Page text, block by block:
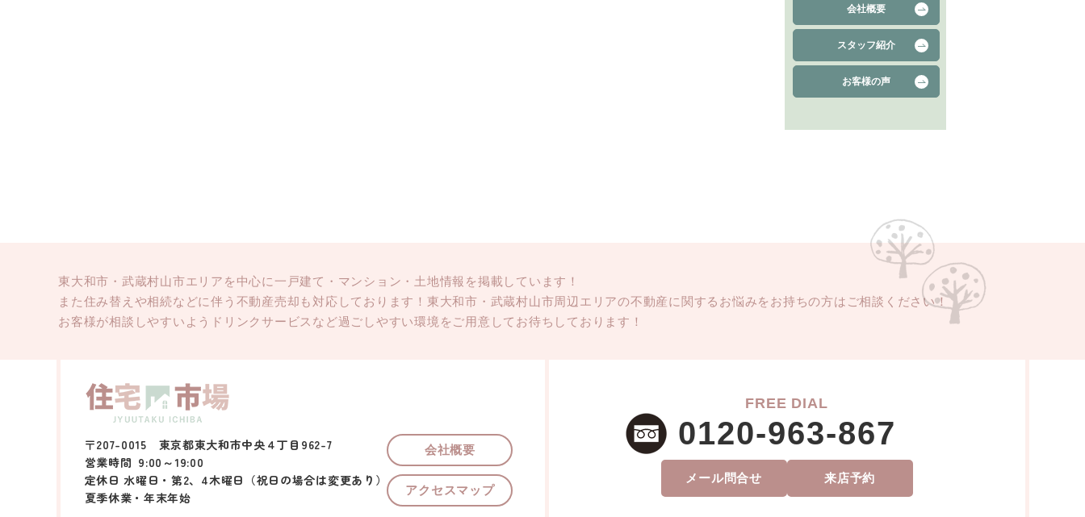
会社概要
スタッフ紹介
お客様の声
東大和市・武蔵村山市エリアを中心に一戸建て・マンション・土地情報を掲載しています！
また住み替えや相続などに伴う不動産売却も対応しております！東大和市・武蔵村山市周辺エリアの不動産に関するお悩みをお持ちの方はご相談ください！
お客様が相談しやすいようドリンクサービスなど過ごしやすい環境をご用意してお待ちしております！
〒207-0015 東京都東大和市中央４丁目962-7
営業時間 9:00～19:00
定休日 水曜日・第2、4木曜日（祝日の場合は変更あり）
夏季休業・年末年始
会社概要
アクセスマップ
FREE DIAL
0120-963-867
メール問合せ 来店予約